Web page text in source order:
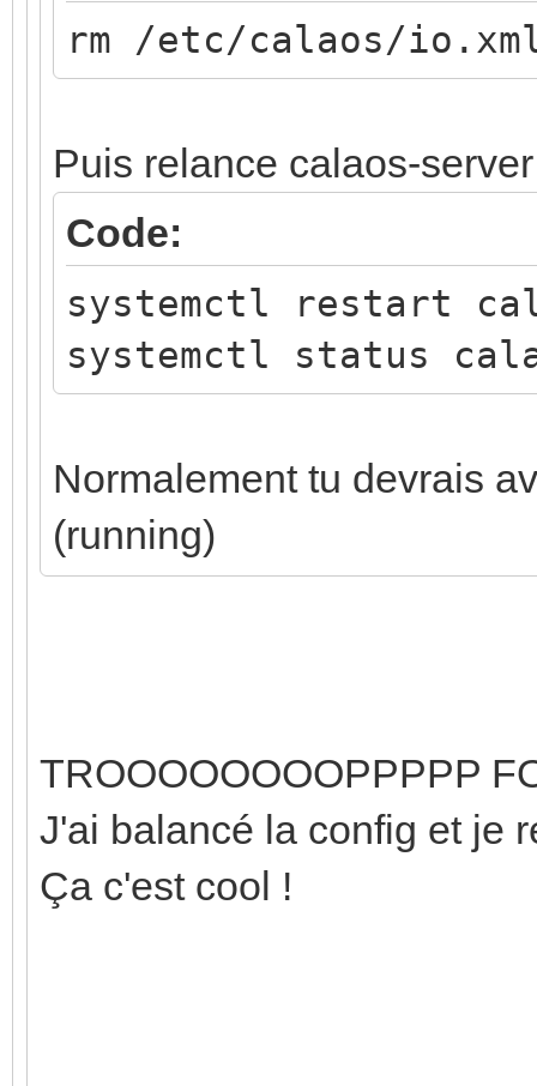
rm /etc/calaos/
Puis relance calaos-
Code:
systemctl restart
systemctl status
Normalement tu devrais
(running)
TROOOOOOOOPPPPP
J'ai balancé la config et je
Ça c'est cool !